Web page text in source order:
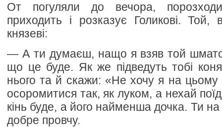
От погуляли до вечора,
приходить і розказує Голикові.
князеві:
— А ти думаєш, нащо я взяв той
що це буде. Як же підведуть тобі
нього та й скажи: «Не хочу я на
осоромитися так, як луком, а нехай
кінь буде, а його найменша дочка. Ти на
добре провчу.